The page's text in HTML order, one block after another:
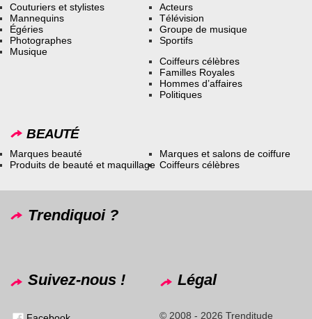
Couturiers et stylistes
Mannequins
Égéries
Photographes
Musique
Acteurs
Télévision
Groupe de musique
Sportifs
Coiffeurs célèbres
Familles Royales
Hommes d’affaires
Politiques
BEAUTÉ
Marques beauté
Produits de beauté et maquillage
Marques et salons de coiffure
Coiffeurs célèbres
Trendiquoi ?
Suivez-nous ! Légal
© 2008 - 2026 Trenditude